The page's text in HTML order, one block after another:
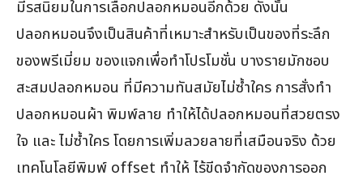
มีรสนิยมในการเลือกปลอกหมอนอีกด้วย ดังนั้น
ปลอกหมอนจึงเป็นสินค้าที่เหมาะสำหรับเป็นของที่ระลึก
ของพรีเมี่ยม ของแจกเพื่อทำโปรโมชั่น บางรายมักชอบ
สะสมปลอกหมอน ที่มีความทันสมัยไม่ซ้ำใคร การสั่งทำ
ปลอกหมอนผ้า พิมพ์ลาย ทำให้ได้ปลอกหมอนที่สวยตรง
ใจ และ ไม่ซ้ำใคร โดยการเพิ่มลวยลายที่เสมือนจริง ด้วย
เทคโนโลยีพิมพ์ offset ทำให้ ไร้ขีดจำกัดของการออก